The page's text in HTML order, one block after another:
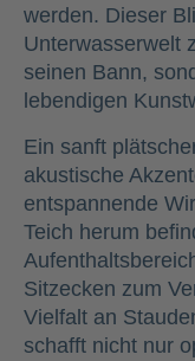
werden. Dieser
Unterwasserwelt
seinen Bann,
lebendigen
Ein sanft
akustische
entspannende
Teich herum
Sitzecken zum
Vielfalt an
schafft nicht nur